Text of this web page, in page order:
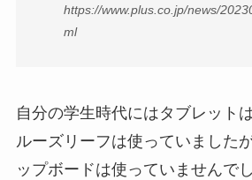
https://www.plus.co.jp/news/
ml
自分の学生時代にはタブレット
ルーズリーフは使っていました
ップボードは使っていませんで